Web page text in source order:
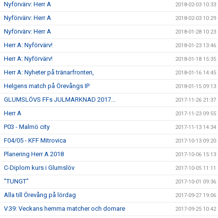
Nyförvärv: Herr A 2018-02-03 10:33
Nyförvärv: Herr A 2018-02-03 10:29
Nyförvärv: Herr A 2018-01-28 10:23
Herr A: Nyförvärv! 2018-01-23 13:46
Herr A: Nyförvärv! 2018-01-18 15:35
Herr A: Nyheter på tränarfronten, 2018-01-16 14:45
Helgens match på Örevångs IP 2018-01-15 09:13
GLUMSLÖVS FFs JULMARKNAD 2017... 2017-11-26 21:37
Herr A 2017-11-23 09:55
P03 - Malmö city 2017-11-13 14:34
F04/05 - KFF Mitrovica 2017-10-13 09:20
Planering Herr A 2018 2017-10-06 15:13
C-Diplom kurs i Glumslöv 2017-10-05 11:11
"TUNGT" 2017-10-01 09:36
Alla till Örevång på lördag 2017-09-27 19:06
V.39: Veckans hemma matcher och domare 2017-09-25 10:42